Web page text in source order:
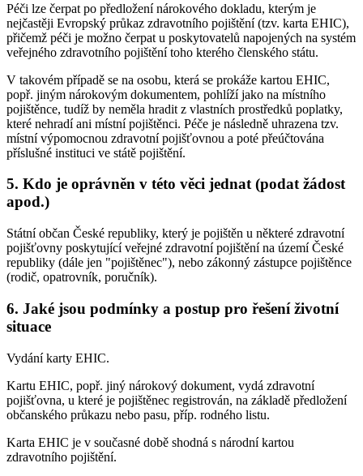
Péči lze čerpat po předložení nárokového dokladu, kterým je
nejčastěji Evropský průkaz zdravotního pojištění (tzv. karta EHIC),
přičemž péči je možno čerpat u poskytovatelů napojených na systém
veřejného zdravotního pojištění toho kterého členského státu.
V takovém případě se na osobu, která se prokáže kartou EHIC,
popř. jiným nárokovým dokumentem, pohlíží jako na místního
pojištěnce, tudíž by neměla hradit z vlastních prostředků poplatky,
které nehradí ani místní pojištěnci. Péče je následně uhrazena tzv.
místní výpomocnou zdravotní pojišťovnou a poté přeúčtována
příslušné instituci ve státě pojištění.
5. Kdo je oprávněn v této věci jednat (podat žádost
apod.)
Státní občan České republiky, který je pojištěn u některé zdravotní
pojišťovny poskytující veřejné zdravotní pojištění na území České
republiky (dále jen "pojištěnec"), nebo zákonný zástupce pojištěnce
(rodič, opatrovník, poručník).
6. Jaké jsou podmínky a postup pro řešení životní
situace
Vydání karty EHIC.
Kartu EHIC, popř. jiný nárokový dokument, vydá zdravotní
pojišťovna, u které je pojištěnec registrován, na základě předložení
občanského průkazu nebo pasu, příp. rodného listu.
Karta EHIC je v současné době shodná s národní kartou
zdravotního pojištění.